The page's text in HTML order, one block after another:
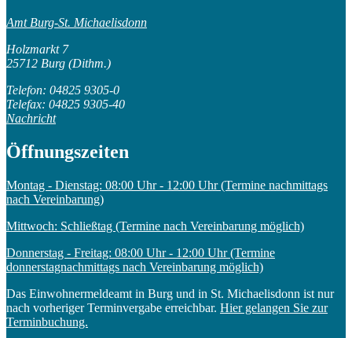
Amt Burg-St. Michaelisdonn
Holzmarkt 7
25712 Burg (Dithm.)
Telefon: 04825 9305-0
Telefax: 04825 9305-40
Nachricht
Öffnungszeiten
Montag - Dienstag: 08:00 Uhr - 12:00 Uhr (Termine nachmittags
nach Vereinbarung)
Mittwoch: Schließtag (Termine nach Vereinbarung möglich)
Donnerstag - Freitag: 08:00 Uhr - 12:00 Uhr (Termine
donnerstagnachmittags nach Vereinbarung möglich)
Das Einwohnermeldeamt in Burg und in St. Michaelisdonn ist nur
nach vorheriger Terminvergabe erreichbar. Hier gelangen Sie zur
Terminbuchung.